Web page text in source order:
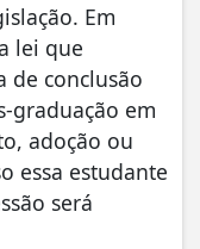
Em
lei que
de conclusão
graduação em
adoção ou
essa estudante
será